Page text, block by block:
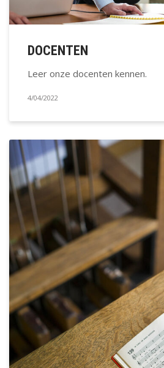
DOCENTEN
Leer onze docenten kennen.
4/04/2022